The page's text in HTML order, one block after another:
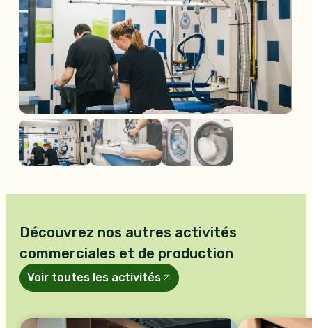
Découvrez nos autres activités
commerciales et de production
Voir toutes les activités